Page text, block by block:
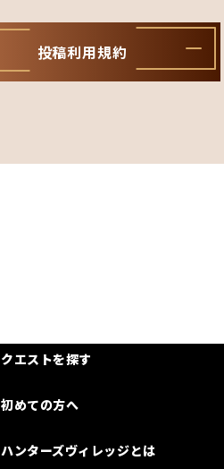
投稿利用規約
クエストを探す
初めての方へ
ハンターズヴィレッジとは